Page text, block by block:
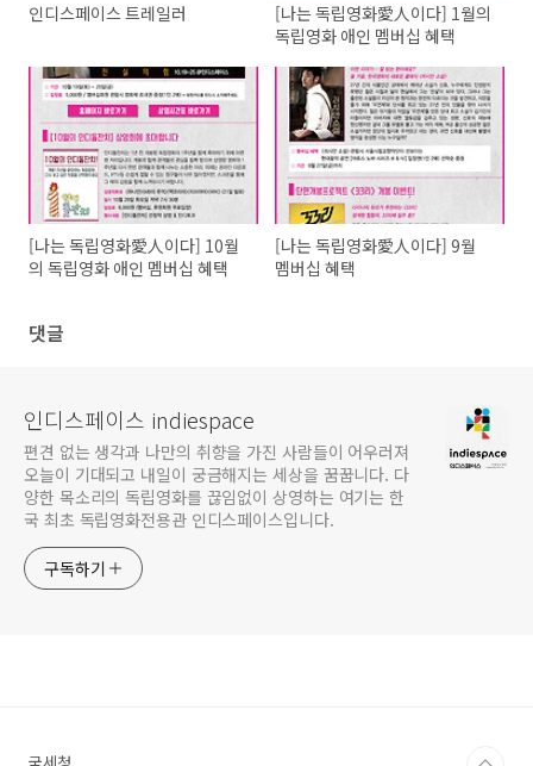
인디스페이스 트레일러
[나는 독립영화愛人이다] 1월의
독립영화 애인 멤버십 혜택
[나는 독립영화愛人이다] 10월
의 독립영화 애인 멤버십 혜택
[나는 독립영화愛人이다] 9월
멤버십 혜택
댓글
인디스페이스 indiespace
편견 없는 생각과 나만의 취향을 가진 사람들이 어우러져
오늘이 기대되고 내일이 궁금해지는 세상을 꿈꿉니다. 다
양한 목소리의 독립영화를 끊임없이 상영하는 여기는 한
국 최초 독립영화전용관 인디스페이스입니다.
구독하기